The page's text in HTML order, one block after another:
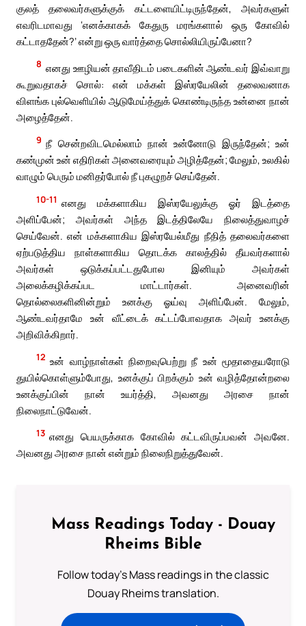
குலத் தலைவர்களுக்குக் கட்டளையிட்டிருந்தேன், அவர்களுள்
எவரிடமாவது ‘எனக்காகக் கேதுரு மரங்களால் ஒரு கோவில்
கட்டாததேன்?’ என்று ஒரு வார்த்தை சொல்லியிருப்பேனா?
8 எனது ஊழியன் தாவீதிடம் படைகளின் ஆண்டவர் இவ்வாறு
கூறுவதாகச் சொல்: என் மக்கள் இஸ்ரயேலின் தலைவனாக
விளங்க புல்வெளியில் ஆடுமேய்த்துக் கொண்டிருந்த உன்னை நான்
அழைத்தேன்.
9 நீ சென்றவிடமெல்லாம் நான் உன்னோடு இருந்தேன்; உன்
கண்முன் உன் எதிரிகள் அனைவரையும் அழித்தேன்; மேலும், உலகில்
வாழும் பெரும் மனிதர்போல் நீ புகழுறச் செய்தேன்.
10-11 எனது மக்களாகிய இஸ்ரயேலுக்கு ஓர் இடத்தை
அளிப்பேன்; அவர்கள் அந்த இடத்திலேயே நிலைத்துவாழச்
செய்வேன். என் மக்களாகிய இஸ்ரயேல்மீது நீதித் தலைவர்களை
ஏற்படுத்திய நாள்களாகிய தொடக்க காலத்தில் தீயவர்களால்
அவர்கள் ஒடுக்கப்பட்டதுபோல இனியும் அவர்கள்
அலைக்கழிக்கப்பட மாட்டார்கள். அனைவரின்
தொல்லைகளினின்றும் உனக்கு ஓய்வு அளிப்பேன். மேலும்,
ஆண்டவர்தாமே உன் வீட்டைக் கட்டப்போவதாக அவர் உனக்கு
அறிவிக்கிறார்.
12 உன் வாழ்நாள்கள் நிறைவுபெற்று நீ உன் மூதாதையரோடு
துயில்கொள்ளும்போது, உனக்குப் பிறக்கும் உன் வழித்தோன்றலை
உனக்குப்பின் நான் உயர்த்தி, அவனது அரசை நான்
நிலைநாட்டுவேன்.
13 எனது பெயருக்காக கோவில் கட்டவிருப்பவன் அவனே.
அவனது அரசை நான் என்றும் நிலைநிறுத்துவேன்.
Mass Readings Today - Douay
Rheims Bible
Follow today's Mass readings in the classic
Douay Rheims translation.